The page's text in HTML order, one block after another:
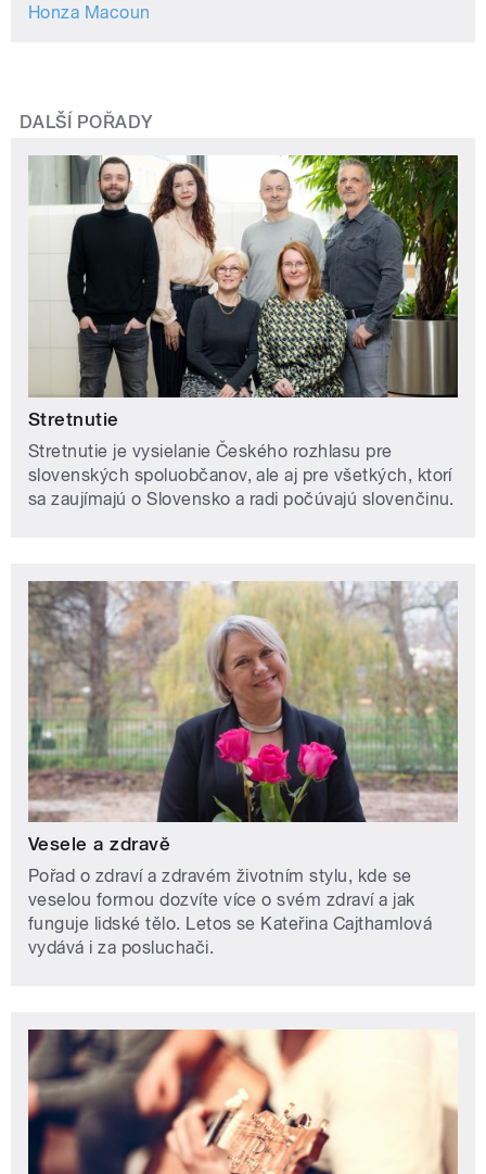
Honza Macoun
DALŠÍ POŘADY
Stretnutie
Stretnutie je vysielanie Českého rozhlasu pre
slovenských spoluobčanov, ale aj pre všetkých, ktorí
sa zaujímajú o Slovensko a radi počúvajú slovenčinu.
Vesele a zdravě
Pořad o zdraví a zdravém životním stylu, kde se
veselou formou dozvíte více o svém zdraví a jak
funguje lidské tělo. Letos se Kateřina Cajthamlová
vydává i za posluchači.